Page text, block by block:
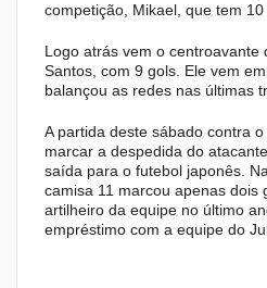
competição, Mikael, que tem 10
Logo atrás vem o centroavante
Santos, com 9 gols. Ele vem
balançou as redes nas últimas
A partida deste sábado contra
marcar a despedida do
saída para o futebol japonês.
camisa 11 marcou apenas dois
artilheiro da equipe no último
empréstimo com a equipe do